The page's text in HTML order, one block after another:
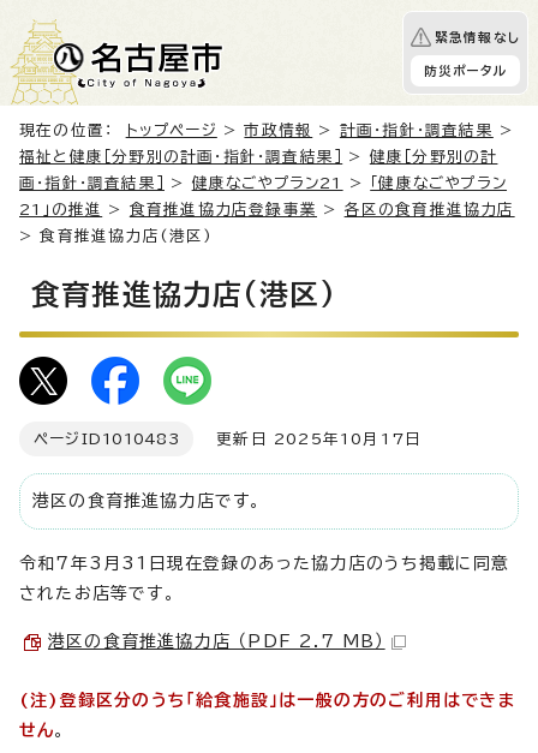
緊急情報なし
防災ポータル
現在の位置： トップページ >市政情報 > 計画・指針・調査結果
>
福祉と健康［分野別の計画・指針・調査結果］
> 健康［分野別の計
画・指針・調査結果］
> 健康なごやプラン21 >
「健康なごやプラン
21」の推進
> 食育推進協力店登録事業 > 各区の食育推進協力店
> 食育推進協力店(港区)
食育推進協力店(港区)
ページID 1010483 更新日 2025年10月17日
港区の食育推進協力店です。
令和7年3月31日現在登録のあった協力店のうち掲載に同意
されたお店等です。
港区の食育推進協力店 （PDF 2.7 MB）
(注)登録区分のうち「給食施設」は一般の方のご利用はできま
せん。